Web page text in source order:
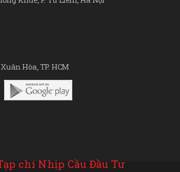
Hòa, TP. HCM
chí Nhịp Cầu Đầu Tư